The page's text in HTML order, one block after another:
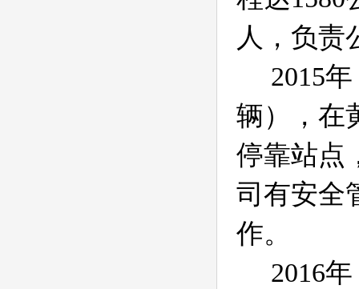
人，负责
2015年
辆），在
停靠站点
司有安全
作。
2016年